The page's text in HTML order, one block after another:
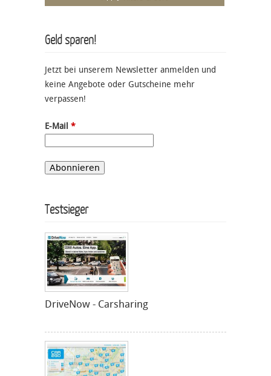
Geld sparen!
Jetzt bei unserem Newsletter anmelden und
keine Angebote oder Gutscheine mehr
verpassen!
E-Mail *
Testsieger
DriveNow - Carsharing